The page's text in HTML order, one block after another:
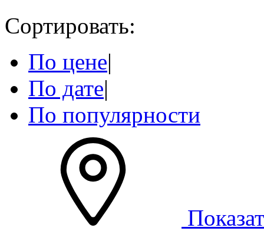
Сортировать:
По цене|
По дате|
По популярности